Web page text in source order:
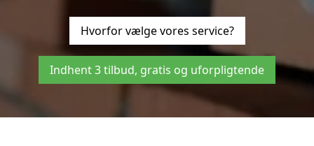
Hvorfor vælge vores service?
Indhent 3 tilbud, gratis og uforpligtende